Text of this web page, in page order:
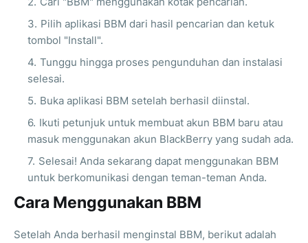
Pilih aplikasi BBM dari hasil pencarian dan ketuk
tombol "Install".
Tunggu hingga proses pengunduhan dan instalasi
selesai.
Buka aplikasi BBM setelah berhasil diinstal.
Ikuti petunjuk untuk membuat akun BBM baru atau
masuk menggunakan akun BlackBerry yang sudah ada.
Selesai! Anda sekarang dapat menggunakan BBM
untuk berkomunikasi dengan teman-teman Anda.
Cara Menggunakan BBM
Setelah Anda berhasil menginstal BBM, berikut adalah